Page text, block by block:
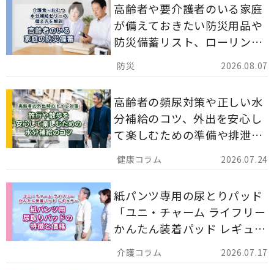
2026.08.07
高齢者や要介護者のいる家庭
が備えておきたい防災用品や
防災備蓄リスト、ローリング
ストックのポイントについて
解説します。
2026.07.24
高齢者の頻尿対策や正しい水
分補給のコツ、外出を安心し
て楽しむための準備や排泄ケ
ア用品の選び方を解説しま
す。
2026.07.17
紙パンツ専用の尿とりパッド
「ユニ・チャーム ライフリー
かんたん装着パッド レギュラ
ー 計162枚」について解説し
ます。